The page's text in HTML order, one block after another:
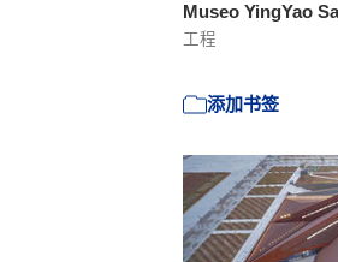
Museo YingYao
工程
添加书签